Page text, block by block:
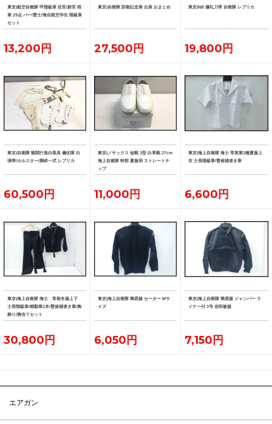
東京)航空自衛隊 甲階級章 佐官/尉官 桜
章 29点 バー/曹士/海自航空学生 階級章
セット
13,200円
東京)自衛隊 防衛記念章 台座 おまとめ
27,500円
東京)NB 儀礼刀帯 自衛隊 レプリカ
19,800円
東京)自衛隊 観閲行進白装具 儀仗隊 白
弾帯/ホルスター/脚絆一式 レプリカ
60,500円
東京)ノサックス 短靴 3型 白革靴 27cm
海上自衛隊 幹部 夏服用 ストレートチ
ップ
11,000円
東京)海上自衛隊 海士 常装第3種夏服上
衣 士長階級章/曹候補者き章
6,600円
東京)海上自衛隊 海士 常装冬服上下
士長階級章/精勤章2本/曹候補者き章/胸
飾り/胸当てセット
30,800円
東京)海上自衛隊 簡易服 セーター Mサ
イズ
6,050円
東京)海上自衛隊 簡易服 ジャンパー ラ
イナー付 3号 信和被服
7,150円
エアガン